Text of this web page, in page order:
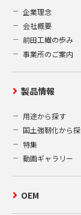
い
の申込
のお問
名、
務先、
ます。
企業理念
会社概要
前田工繊の歩み
事業所のご案内
製品情報
用途から探す
国土強靭化から
特集
動画ギャラリー
OEM